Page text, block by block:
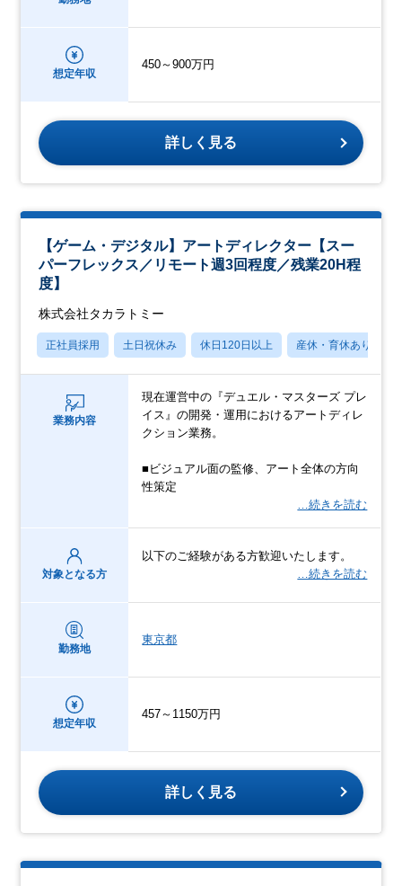
想定年収
450～900万円
詳しく見る
【ゲーム・デジタル】アートディレクター【スー
パーフレックス／リモート週3回程度／残業20H程
度】
株式会社タカラトミー
正社員採用 土日祝休み 休日120日以上 産休・育休あり
業務内容
現在運営中の『デュエル・マスターズ プレ
イス』の開発・運用におけるアートディレ
クション業務。
■ビジュアル面の監修、アート全体の方向
性策定
…続きを読む
対象となる方
以下のご経験がある方歓迎いたします。
…続きを読む
勤務地
東京都
想定年収
457～1150万円
詳しく見る